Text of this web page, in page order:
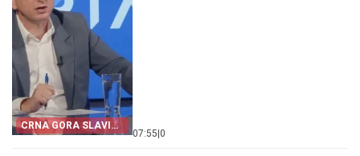
CRNA GORA SLAVI
„OLUJU“
07:55 0